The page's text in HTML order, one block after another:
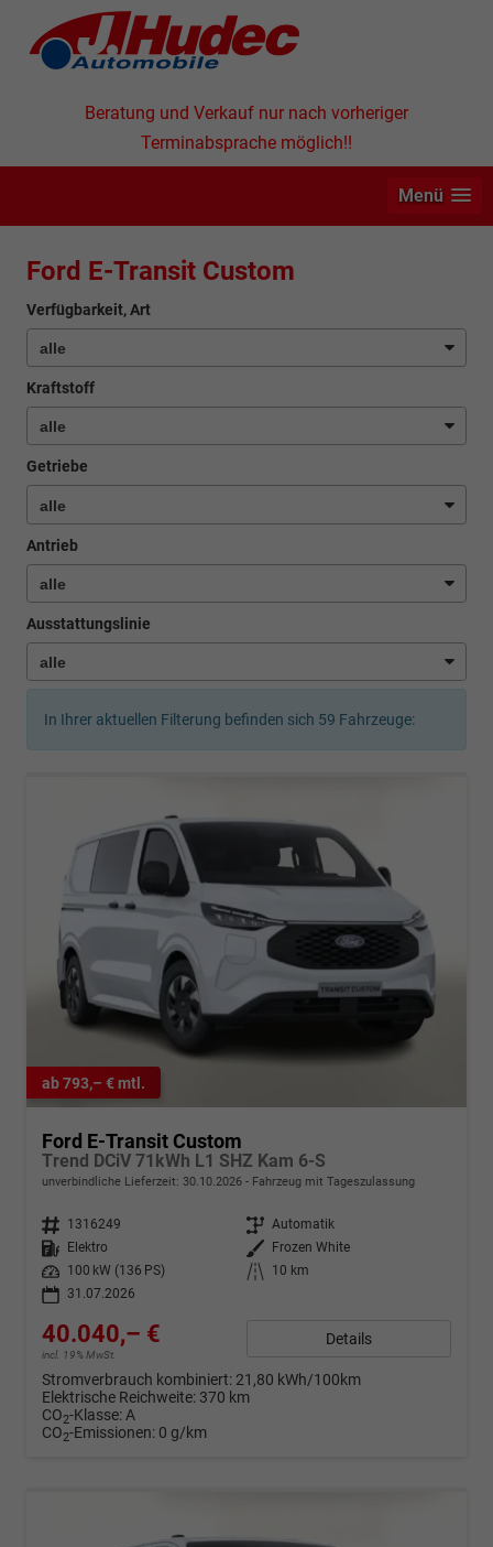
Beratung und Verkauf nur nach vorheriger
Terminabsprache möglich!!
Menü
Ford E-Transit Custom
Verfügbarkeit, Art
Kraftstoff
Getriebe
Antrieb
Ausstattungslinie
In Ihrer aktuellen Filterung befinden sich 59 Fahrzeuge:
ab 793,– € mtl.
Ford E-Transit Custom
Trend DCiV 71kWh L1 SHZ Kam 6-S
unverbindliche Lieferzeit: 30.10.2026 Fahrzeug mit Tageszulassung
Fahrzeugnr. 1316249 Getriebe Automatik
Kraftstoff
Elektro Außenfarbe
Frozen White
Leistung
100 kW (136 PS) Kilometerstand
10 km
31.07.2026
40.040,– €
incl. 19% MwSt.
Details
Stromverbrauch kombiniert: 21,80 kWh/100km
Elektrische Reichweite: 370 km
CO2-Klasse:A
CO2-Emissionen: 0 g/km